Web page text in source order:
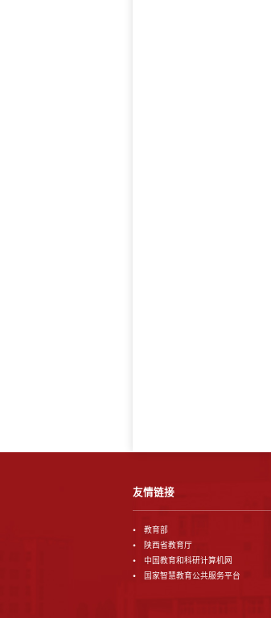
友情链接
教育部
陕西省教育厅
中国教育和科研计算机网
国家智慧教育公共服务平台